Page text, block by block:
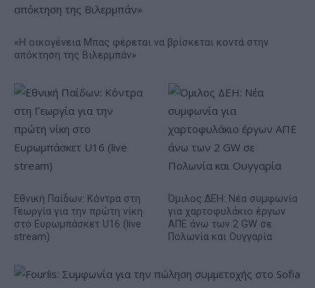
«Η οικογένεια Μπας φέρεται να βρίσκεται κοντά στην
απόκτηση της Βιλερμπάν»
Εθνική Παίδων: Κόντρα στη
Γεωργία για την πρώτη νίκη
στο Ευρωμπάσκετ U16 (live
stream)
Όμιλος ΔΕΗ: Νέα συμφωνία
για χαρτοφυλάκιο έργων
ΑΠΕ άνω των 2 GW σε
Πολωνία και Ουγγαρία